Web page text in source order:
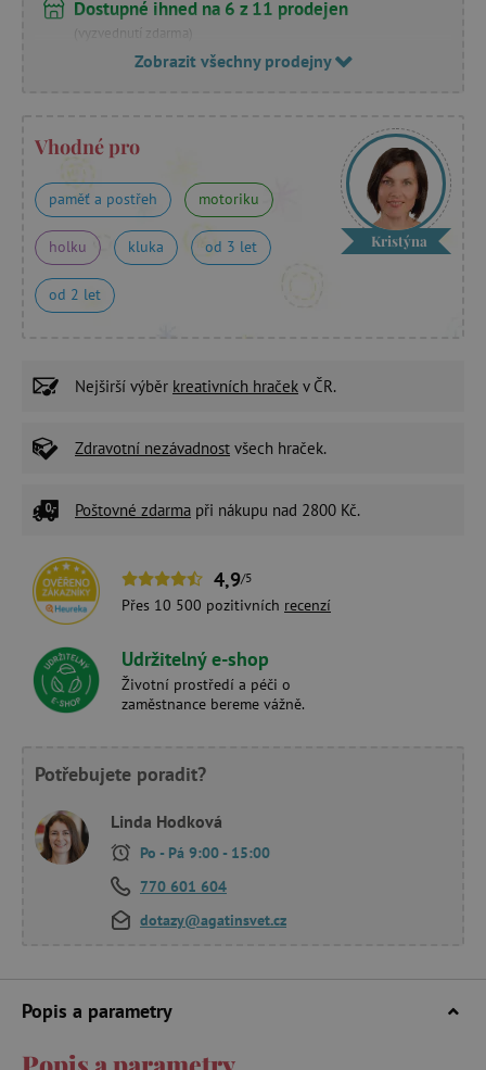
Dostupné ihned na 6 z 11 prodejen
(vyzvednutí zdarma)
Zobrazit všechny prodejny
Vhodné pro
paměť a postřeh motoriku
holku kluka od 3 let
od 2 let
Kristýna
Nejširší výběr kreativních hraček v ČR.
Zdravotní nezávadnost všech hraček.
Poštovné zdarma při nákupu nad 2800 Kč.
4,9/5
Přes 10 500 pozitivních recenzí
Udržitelný e-shop
Životní prostředí a péči o
zaměstnance bereme vážně.
Potřebujete poradit?
Linda Hodková
Po - Pá 9:00 - 15:00
770 601 604
dotazy@agatinsvet.cz
Popis a parametry